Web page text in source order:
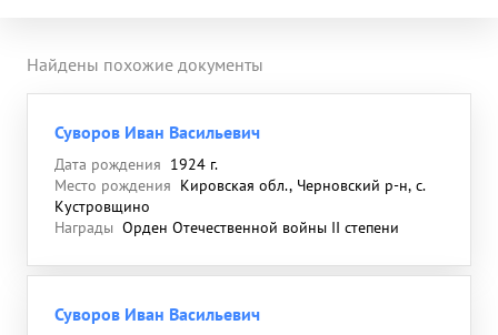
Найдены похожие документы
Суворов Иван Васильевич
Дата рождения 1924 г.
Место рождения Кировская обл., Черновский р-н, с.
Кустровщино
Награды Орден Отечественной войны II степени
Суворов Иван Васильевич